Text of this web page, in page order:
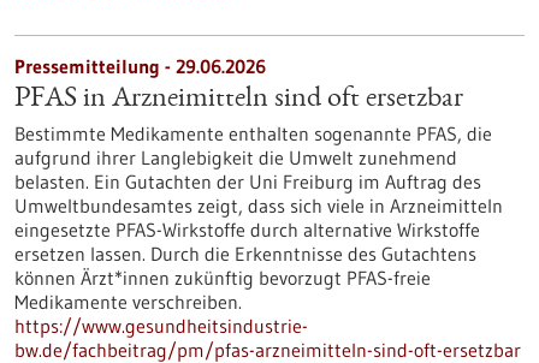
Pressemitteilung - 29.06.2026
PFAS in Arzneimitteln sind oft ersetzbar
Bestimmte Medikamente enthalten sogenannte PFAS, die
aufgrund ihrer Langlebigkeit die Umwelt zunehmend
belasten. Ein Gutachten der Uni Freiburg im Auftrag des
Umweltbundesamtes zeigt, dass sich viele in Arzneimitteln
eingesetzte PFAS-Wirkstoffe durch alternative Wirkstoffe
ersetzen lassen. Durch die Erkenntnisse des Gutachtens
können Ärzt*innen zukünftig bevorzugt PFAS-freie
Medikamente verschreiben.
https://www.gesundheitsindustrie-
bw.de/fachbeitrag/pm/pfas-arzneimitteln-sind-oft-ersetzbar